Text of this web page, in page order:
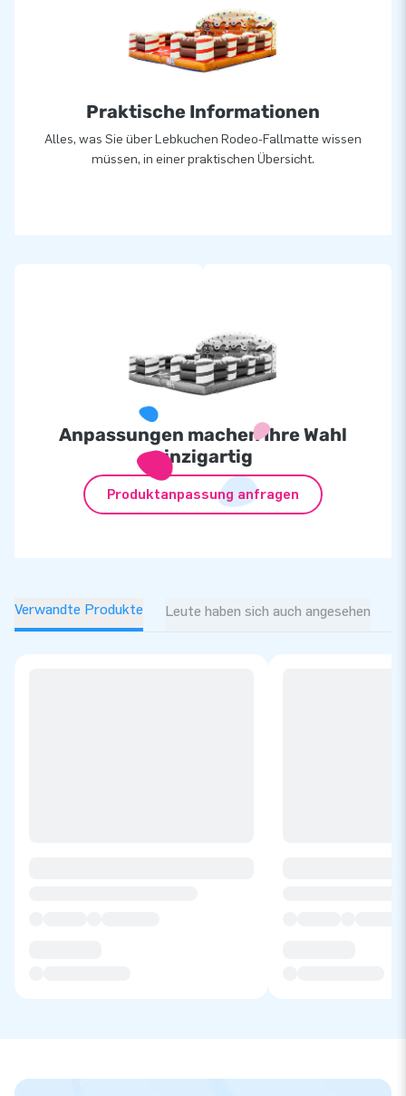
Praktische Informationen
Alles, was Sie über Lebkuchen Rodeo-Fallmatte wissen
müssen, in einer praktischen Übersicht.
Anpassungen machen Ihre Wahl
einzigartig
Produktanpassung anfragen
Verwandte Produkte Leute haben sich auch angesehen